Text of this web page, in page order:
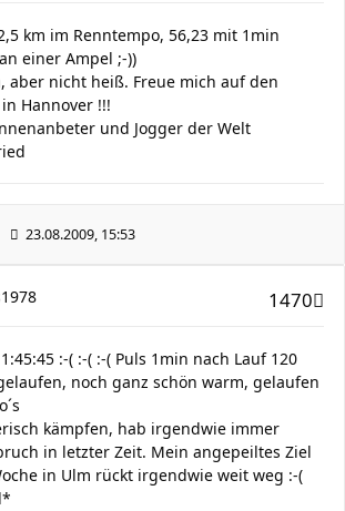
km im Renntempo, 56,23 mit 1min
einer Ampel ;-))
aber nicht heiß. Freue mich auf den
Hannover !!!
und Jogger der Welt
23.08.2009, 15:53
1470
:-( :-( :-( Puls 1min nach Lauf 120
noch ganz schön warm, gelaufen
kämpfen, hab irgendwie immer
in letzter Zeit. Mein angepeiltes Ziel
in Ulm rückt irgendwie weit weg :-(